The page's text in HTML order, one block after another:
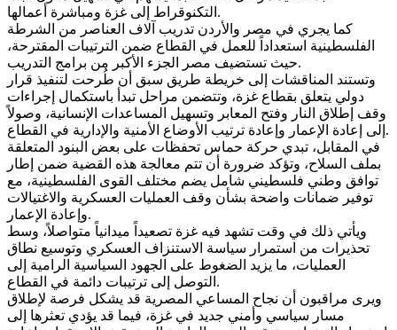
التكنوقراط إلى غزة ومباشرة أعمالها.
كما يجري في مصر والأردن تدريب آلاف العناصر من الشرطة
الفلسطينية استعداداً للعمل في القطاع ضمن الترتيبات المقترحة،
حيث تستضيف مصر الجزء الأكبر من برامج التدريب.
وتستند المناقشات إلى خريطة طريق سبق أن طُرحت لتنفيذ قرار
دولي يتعلق بقطاع غزة، وتتضمن مراحل تبدأ باستكمال إجراءات
وقف إطلاق النار وفتح المعابر وتسهيل المساعدات الإنسانية، وصولاً
إلى إعادة الإعمار وإعادة ترتيب الأوضاع الأمنية والإدارية في القطاع.
في المقابل، تبدي حركة حماس تحفظات على بعض البنود المتعلقة
بملف السلاح، وتؤكد ضرورة أن تتم معالجة هذه القضية ضمن إطار
توافق وطني فلسطيني شامل يضم مختلف القوى الفلسطينية، مع
توفير ضمانات واضحة بشأن وقف العمليات العسكرية والاغتيالات
وإعادة الإعمار.
ويأتي ذلك في وقت تشهد فيه غزة تصعيداً ميدانياً متواصلاً، وسط
تحذيرات من استمرار سياسة الاستنزاف العسكري وتوسيع نطاق
العمليات، ما يزيد الضغوط على الجهود السياسية الرامية إلى
التوصل إلى ترتيبات دائمة في القطاع.
ويرى مراقبون أن نجاح المساعي المصرية قد يشكل فرصة لإطلاق
مسار سياسي وأمني جديد في غزة، فيما قد يؤدي تعثرها إلى